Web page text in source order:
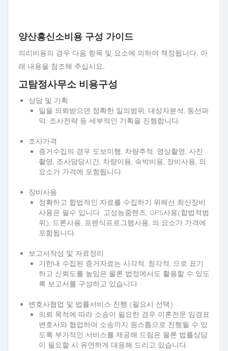
양산흥신소비용 구성 가이드
의리비용의 경우 다음 항목 및 요소에 의하여 책정됩니다. 아
래 내용을 참조해 주십시요.
고탐정사무소 비용구성
상담 및 기획
일을 의뢰받으면 정확한 일의범위, 대상자분석, 동선파
악, 조사전략 등 세부적인 기획을 진행합니다.
조사가격
증거수집의 경우 도보미행, 차량추적, 영상촬영, 사진
촬영, 조사담당시간, 차량이용, 숙박비용, 장비사용, 의
요소가 가격에 포함됩니다.
장비사용
정확하고 합법적인 자료를 수집하기 위해선 최신장비
사용은 필수 입니다. 고성능줌렌즈, GPS사용(합법적범
위), 드론사용, 포렌식프로그램사용, 의 요소가 가격에
포함됩니다.
보고서작성 및 자료정리
기한내 수집된 증거자료는 시각적, 청각적, 으로 표기
하고 신뢰도를 높임은 물론 법정에서도 활용할 수 있도
록 보고서를 구성하고 있습니다.
변호사협업 및 법률서비스 진행 (필요시 선택)
의뢰 목적에 따라 소송이 필요한 경우 이혼전문 임경표
변호사와 협업하여 소송까지 원스톱으로 진행될 수 있
도록 부가적인 서비스를 제공해 드림은 물론 법률상담
이 필요할 시 유연하게 대응해 드리고 있습니다.